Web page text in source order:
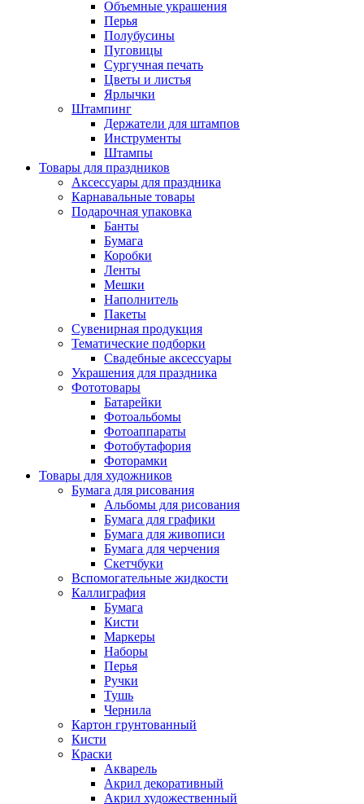
Объемные украшения
Перья
Полубусины
Пуговицы
Сургучная печать
Цветы и листья
Ярлычки
Штампинг
Держатели для штампов
Инструменты
Штампы
Товары для праздников
Аксессуары для праздника
Карнавальные товары
Подарочная упаковка
Банты
Бумага
Коробки
Ленты
Мешки
Наполнитель
Пакеты
Сувенирная продукция
Тематические подборки
Свадебные аксессуары
Украшения для праздника
Фототовары
Батарейки
Фотоальбомы
Фотоаппараты
Фотобутафория
Фоторамки
Товары для художников
Бумага для рисования
Альбомы для рисования
Бумага для графики
Бумага для живописи
Бумага для черчения
Скетчбуки
Вспомогательные жидкости
Каллиграфия
Бумага
Кисти
Маркеры
Наборы
Перья
Ручки
Тушь
Чернила
Картон грунтованный
Кисти
Краски
Акварель
Акрил декоративный
Акрил художественный